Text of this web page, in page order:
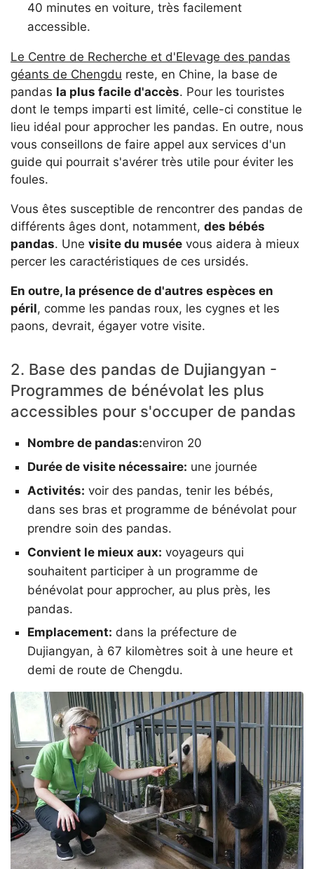
40 minutes en voiture, très facilement
accessible.
Le Centre de Recherche et d'Elevage des pandas
géants de Chengdu reste, en Chine, la base de
pandas la plus facile d'accès. Pour les touristes
dont le temps imparti est limité, celle-ci constitue le
lieu idéal pour approcher les pandas. En outre, nous
vous conseillons de faire appel aux services d'un
guide qui pourrait s'avérer très utile pour éviter les
foules.
Vous êtes susceptible de rencontrer des pandas de
différents âges dont, notamment, des bébés
pandas. Une visite du musée vous aidera à mieux
percer les caractéristiques de ces ursidés.
En outre, la présence de d'autres espèces en
péril, comme les pandas roux, les cygnes et les
paons, devrait, égayer votre visite.
2. Base des pandas de Dujiangyan -
Programmes de bénévolat les plus
accessibles pour s'occuper de pandas
Nombre de pandas:environ 20
Durée de visite nécessaire: une journée
Activités: voir des pandas, tenir les bébés,
dans ses bras et programme de bénévolat pour
prendre soin des pandas.
Convient le mieux aux: voyageurs qui
souhaitent participer à un programme de
bénévolat pour approcher, au plus près, les
pandas.
Emplacement: dans la préfecture de
Dujiangyan, à 67 kilomètres soit à une heure et
demi de route de Chengdu.